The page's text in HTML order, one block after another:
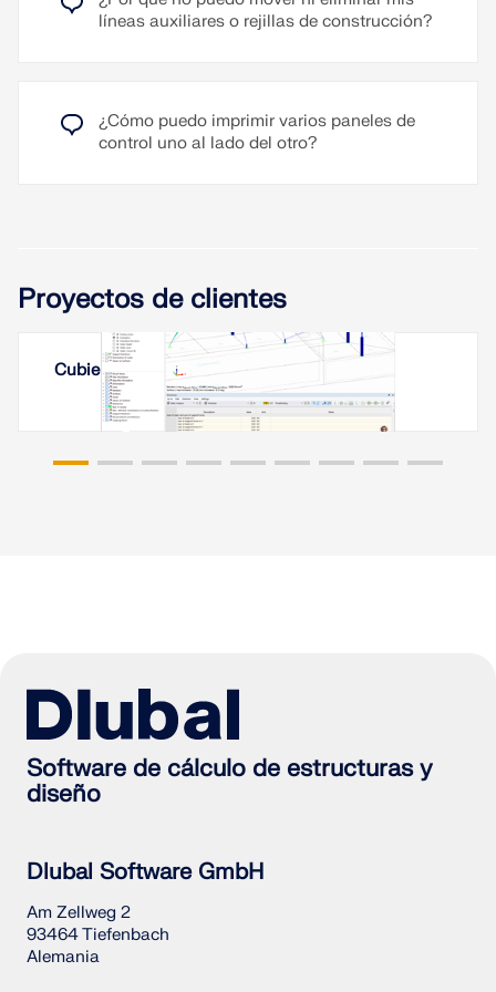
líneas auxiliares o rejillas de construcción?
¿Cómo puedo imprimir varios paneles de
control uno al lado del otro?
Proyectos de clientes
Cubierta con membrana en Ereván, Armenia
Software de cálculo de estructuras y
diseño
Dlubal Software GmbH
Am Zellweg 2
93464 Tiefenbach
Alemania